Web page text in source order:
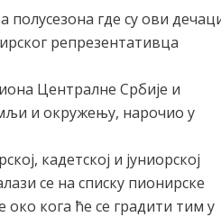
полусезона где су ови
репрезентативца
Централне Србије и
и окружењу, нарочио у
кадетској и јуниорској
се на списку пионирске
око кога ће се градити тим у